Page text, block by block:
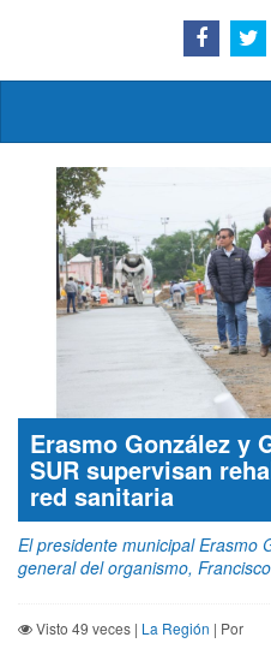
Erasmo González y
SUR supervisan
red sanitaria
El presidente municipal Erasmo
general del organismo,
Visto 49 veces | La Región | Por